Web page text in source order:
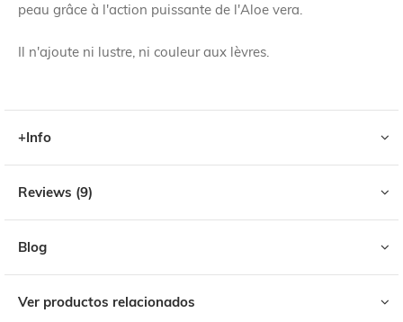
peau grâce à l'action puissante de l'Aloe vera.
Il n'ajoute ni lustre, ni couleur aux lèvres.
+Info
Reviews 9
Blog
Ver productos relacionados